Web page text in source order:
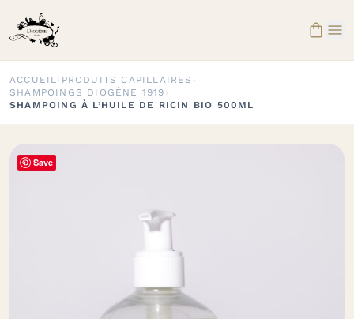
 
ACCUEIL› PRODUITS CAPILLAIRES ›
SHAMPOINGS DIOGÈNE 1919 ›
SHAMPOING À L’HUILE DE RICIN BIO 500ML
Save